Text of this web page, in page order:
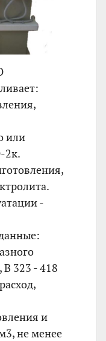
или
2к.
-
В 323 - 418
и
не менее